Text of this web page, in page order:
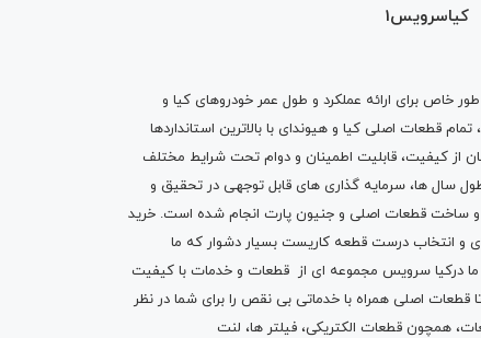
کیاسرویس1
خاص برای ارائه عملکرد و طول عمر خودروهای کیا و
قطعات اصلی کیا و هیوندای با بالاترین استانداردها
از کیفیت، قابلیت اطمینان و دوام تحت شرایط مختلف
سال ها، سرمایه گذاری های قابل توجهی در تحقیق و
و ساخت قطعات اصلی و جنیون پارت انجام شده است. خرید
و انتخاب درست قطعه کاریست بسیار دشوار که ما
ما درکیا سرویس مجموعه ای از قطعات و خدمات با کیفیت
قطعات اصلی همراه با خدماتی بی نقص را برای شما در نظر
همچون قطعات الکتریکی، فیلتر ها، لنت